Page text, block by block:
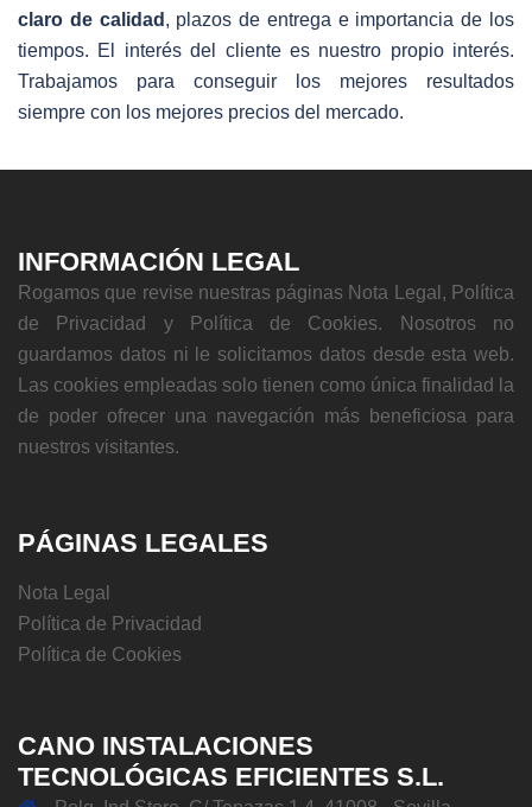
claro de calidad , plazos de entrega e importancia de los
tiempos. El interés del cliente es nuestro propio interés.
Trabajamos para conseguir los mejores resultados
siempre con los mejores precios del mercado.
INFORMACIÓN LEGAL
Rogamos que revise nuestras páginas Nota Legal, Política
de Privacidad y Política de Cookies. Nosotros no
guardamos datos ni le solicitamos datos desde esta web.
Las cookies empleadas solo tienen como única finalidad la
de poder ofrecer una navegación más beneficiosa para
nuestros visitantes.
PÁGINAS LEGALES
Nota Legal
Política de Privacidad
Política de Cookies
CANO INSTALACIONES
TECNOLÓGICAS EFICIENTES S.L.